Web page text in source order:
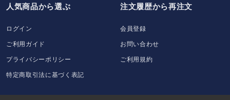
人気商品から選ぶ
注文履歴から再注文
ログイン
会員登録
ご利用ガイド
お問い合わせ
プライバシーポリシー
ご利用規約
特定商取引法に基づく表記